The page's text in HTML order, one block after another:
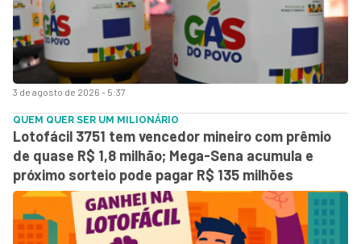
3 de agosto de 2026 - 5:37
QUEM QUER SER UM MILIONÁRIO
Lotofácil 3751 tem vencedor mineiro com prêmio
de quase R$ 1,8 milhão; Mega-Sena acumula e
próximo sorteio pode pagar R$ 135 milhões